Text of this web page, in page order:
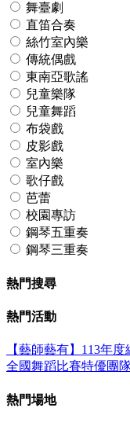
舞臺劇
直笛合奏
絲竹室內樂
傳統偶戲
東南亞歌謠
兒童樂隊
兒童舞蹈
布袋戲
皮影戲
室內樂
歌仔戲
芭蕾
校園專訪
鋼琴五重奏
鋼琴三重奏
熱門搜尋
熱門活動
【藝師藝有】113年
全國舞蹈比賽特優團
熱門場地